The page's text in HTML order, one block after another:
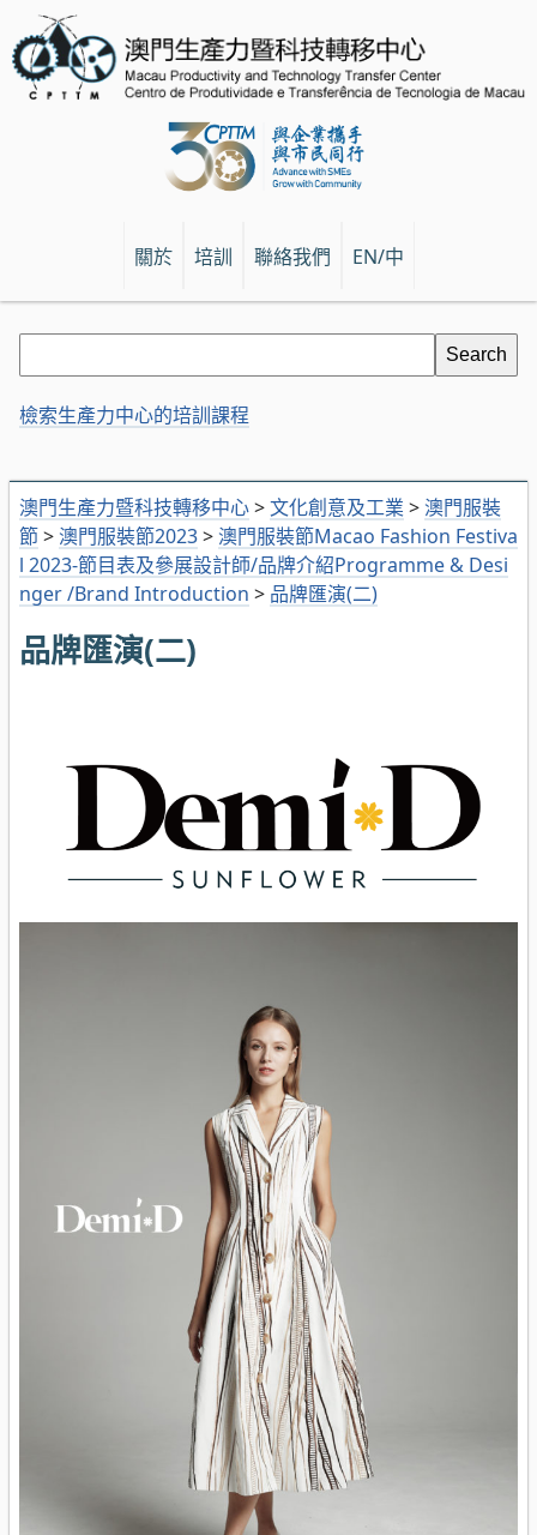
關於 培訓 聯絡我們 EN/中
澳門生產力暨科技轉移中心>文化創意及工業 > 澳門服裝
節> 澳門服裝節2023> 澳門服裝節Macao Fashion Festiva
l 2023-節目表及參展設計師/品牌介紹Programme & Desi
nger /Brand Introduction > 品牌匯演(二)
品牌匯演(二)
檢索生產力中心的培訓課程